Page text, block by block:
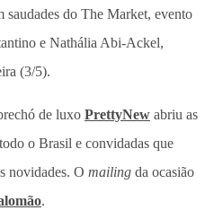
saudades do The Market, evento
e Nathália Abi-Ackel,
(3/5).
de luxo PrettyNew abriu as
o Brasil e convidadas que
novidades. O mailing da ocasião
.